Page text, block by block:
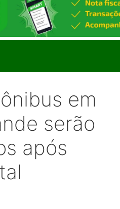
em
serão
após